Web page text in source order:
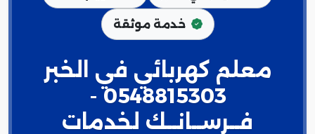
خدمة موثقة
معلم كهربائي في الخبر
0548815303 -
فــرســانــك لخدمات